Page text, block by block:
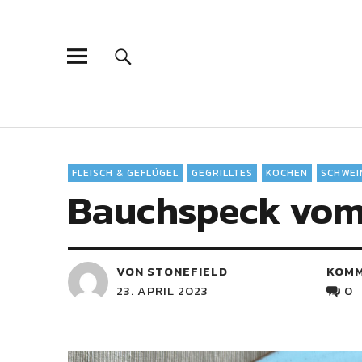
FLEISCH & GEFLÜGEL GEGRILLTES KOCHEN
Bauchspeck
VON STONEFIELD
23. APRIL 2023
0